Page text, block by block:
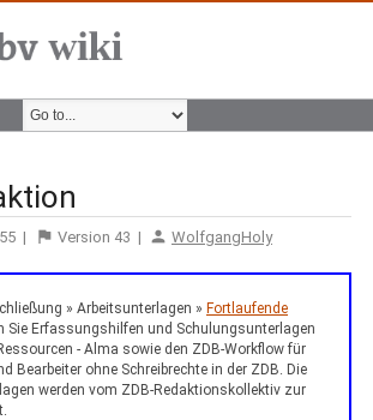
| Version 43 | WolfgangHoly
» Arbeitsunterlagen » Fortlaufende
Sie Erfassungshilfen und Schulungsunterlagen
- Alma sowie den ZDB-Workflow für
Bearbeiter ohne Schreibrechte in der ZDB. Die
werden vom ZDB-Redaktionskollektiv zur